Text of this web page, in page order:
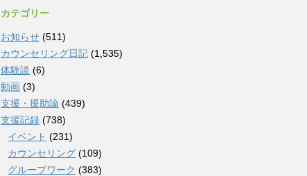
カテゴリー
お知らせ (511)
カウンセリング日記 (1,535)
体験談 (6)
動画 (3)
支援・援助論 (439)
支援記録 (738)
イベント (231)
カウンセリング (109)
グループワーク (383)